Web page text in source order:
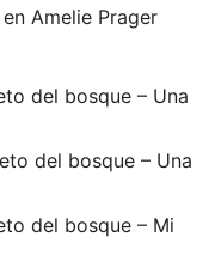
Amelie Prager
del bosque – Una
del bosque – Una
del bosque – Mi